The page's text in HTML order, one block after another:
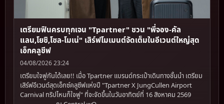
เตรียมฟินครบทุกเจน "Tpartner" ชวน "พี่จอง-คัล
แลน,โยชิ,โซล-โมเน่" เสิร์ฟโมเมนต์จัดเต็มในอีเวนต์ใหญ่สุด
เอ็กคลูชีฟ
04/08/2026 23:24
เตรียมใจฟูกันได้เลย!! เมื่อ Tpartner แบรนด์กระเป๋าเดินทางชั้นนำ เตรียม
เสิร์ฟอีเวนต์สุดเอ็กซ์คลูซีฟแห่งปี "Tpartner X JungCullen Airport
Carnival ทริปไหนก็ใจฟู" ที่จะจัดขึ้นในวันอาทิตย์ที่ 16 สิงหาคม 2569